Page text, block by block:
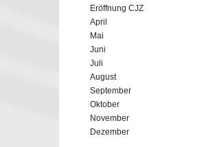
Eröffnung CJZ
April
Mai
Juni
Juli
August
September
Oktober
November
Dezember